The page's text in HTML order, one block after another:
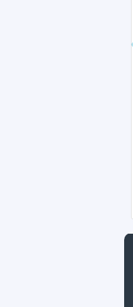
коленчатого вала нива ВАЗ